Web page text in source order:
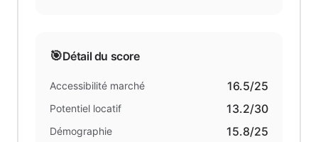
🎯Détail du score
Accessibilité marché 16.5/25
Potentiel locatif 13.2/30
Démographie 15.8/25